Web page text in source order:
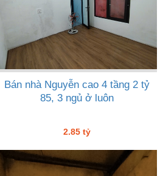
Bán nhà Nguyễn cao 4 tầng 2 tỷ
85, 3 ngủ ở luôn
2.85 tỷ